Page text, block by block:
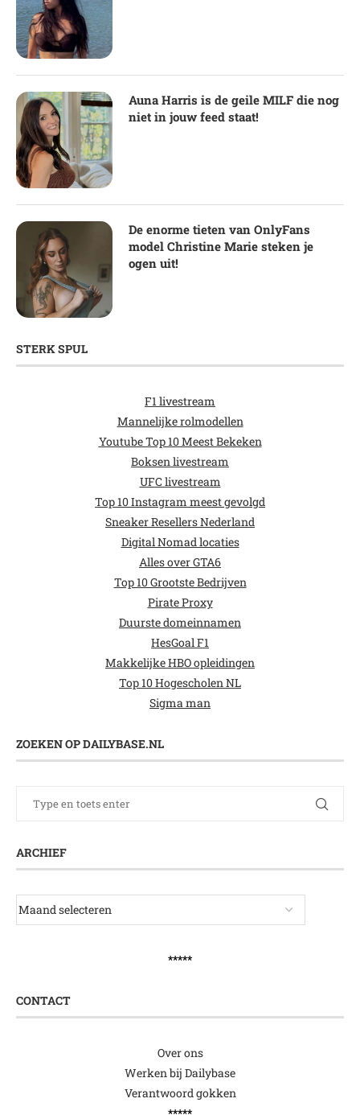
Auna Harris is de geile MILF die nog
niet in jouw feed staat!
De enorme tieten van OnlyFans
model Christine Marie steken je
ogen uit!
STERK SPUL
F1 livestream
Mannelijke rolmodellen
Youtube Top 10 Meest Bekeken
Boksen livestream
UFC livestream
Top 10 Instagram meest gevolgd
Sneaker Resellers Nederland
Digital Nomad locaties
Alles over GTA6
Top 10 Grootste Bedrijven
Pirate Proxy
Duurste domeinnamen
HesGoal F1
Makkelijke HBO opleidingen
Top 10 Hogescholen NL
Sigma man
ZOEKEN OP DAILYBASE.NL
ARCHIEF
*****
CONTACT
Over ons
Werken bij Dailybase
Verantwoord gokken